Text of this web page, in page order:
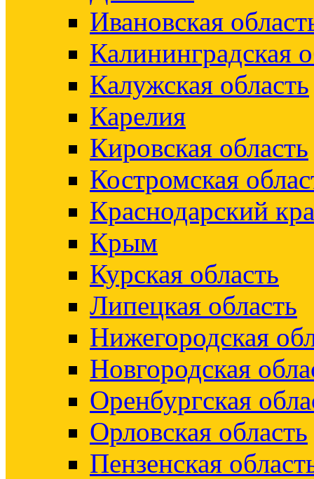
Ивановская
Калининградская
Калужская область
Карелия
Кировская область
Костромская
Краснодарский
Крым
Курская область
Липецкая область
Нижегородская
Новгородская
Оренбургская
Орловская область
Пензенская